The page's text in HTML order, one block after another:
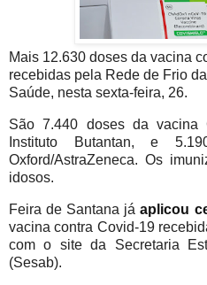
Mais 12.630 doses da vacina
recebidas pela Rede de Frio
Saúde, nesta sexta-feira, 26.
São 7.440 doses da vacina
Instituto Butantan, e
Oxford/AstraZeneca. Os
idosos.
Feira de Santana jáaplicou
vacina contra Covid-19
com o site da Secretaria
(Sesab).